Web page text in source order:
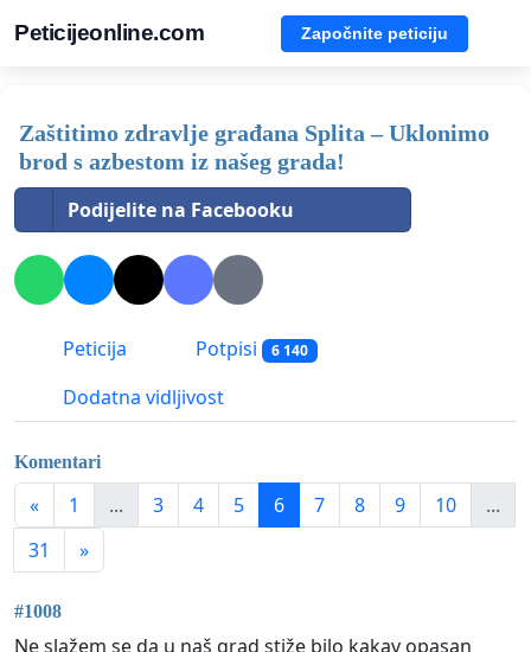
Peticijeonline.com Započnite peticiju
Zaštitimo zdravlje građana Splita – Uklonimo
brod s azbestom iz našeg grada!
Podijelite na Facebooku
Peticija Potpisi 6 140
Dodatna vidljivost
Komentari
« 1 ... 3 4 5 6 7 8 9 10
...
31
»
#1008
Ne slažem se da u naš grad stiže bilo kakav opasan